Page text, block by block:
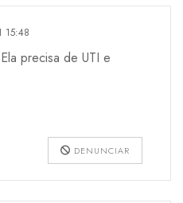
15:48
precisa de UTI e
DENUNCIAR